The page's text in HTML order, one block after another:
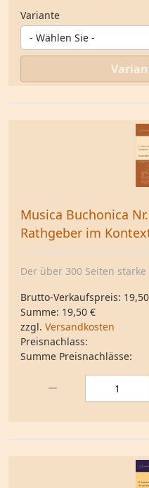
Variante
Musica Buchonica
Rathgeber im
Der über 300 Seiten
Brutto-Verkaufspreis:
Summe: 19,50 €
zzgl. Versandkosten
Preisnachlass:
Summe Preisnachlässe: